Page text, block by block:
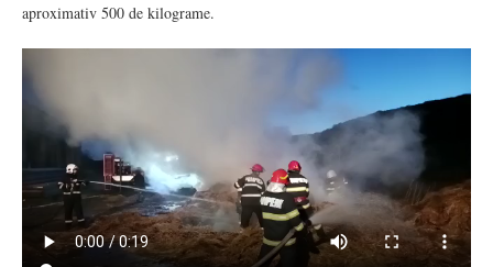
aproximativ 500 de kilograme.